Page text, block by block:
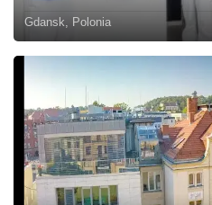
Gdansk, Polonia